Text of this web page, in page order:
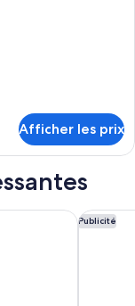
Afficher les prix
Publicité